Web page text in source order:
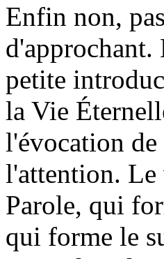
Enfin non,
d'approchant.
petite
la Vie
l'évocation
l'attention. Le
Parole, qui
qui forme le